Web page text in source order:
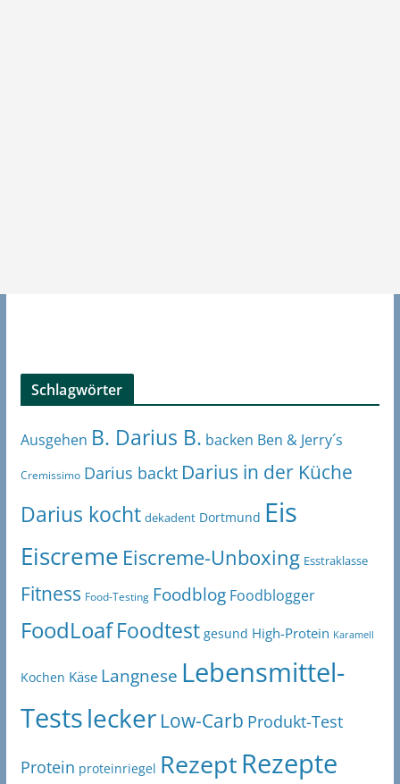
Schlagwörter
Ausgehen B. Darius B. backen Ben & Jerry´s
Cremissimo Darius backt Darius in der Küche
Darius kocht dekadent Dortmund Eis
Eiscreme Eiscreme-Unboxing Esstraklasse
Fitness Food-Testing Foodblog Foodblogger
FoodLoaf Foodtest gesund High-Protein Karamell
Kochen Käse Langnese Lebensmittel-
Testslecker Low-Carb Produkt-Test
Protein proteinriegel RezeptRezepte